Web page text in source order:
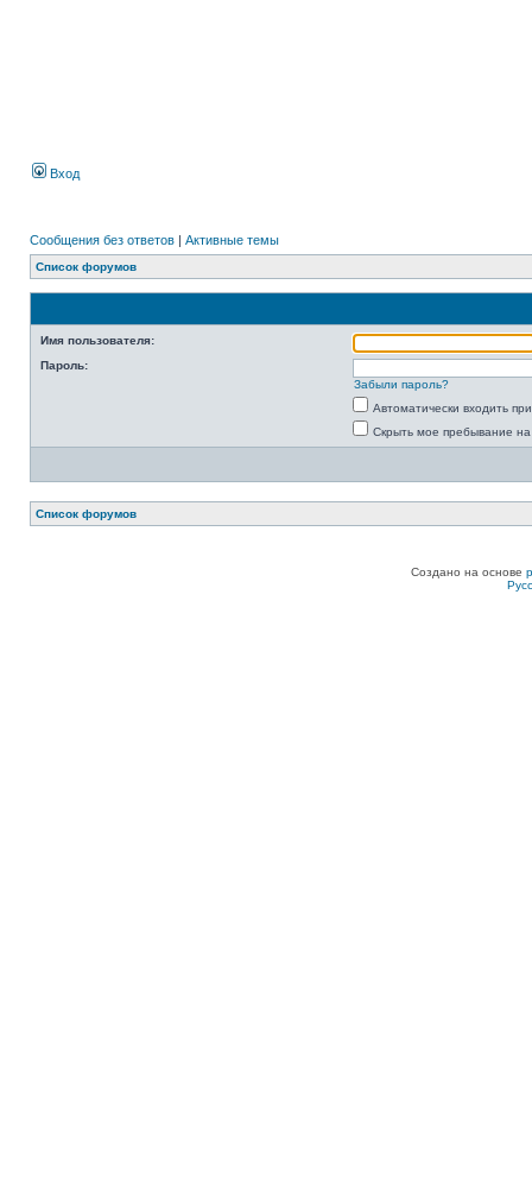
Вход
Сообщения без ответов | Активные темы
Список форумов
Имя пользователя:
Пароль:
Забыли пароль?
Автоматически входить
Скрыть мое пребывание
Список форумов
Создано на основе